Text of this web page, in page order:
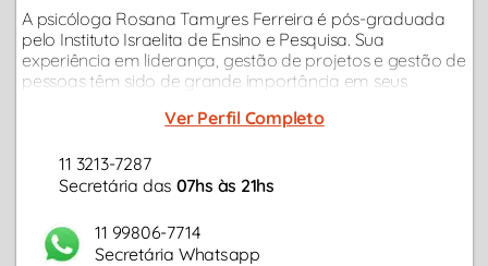
A psicóloga Rosana Tamyres Ferreira é pós-graduada
pelo Instituto Israelita de Ensino e Pesquisa. Sua
experiência em liderança, gestão de projetos e gestão de
pessoas têm sido de grande importância em seus
Ver Perfil Completo
11 3213-7287
Secretária das 07hs às 21hs
11 99806-7714
Secretária Whatsapp